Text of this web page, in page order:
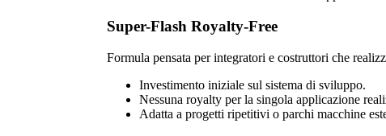
Super-Flash Royalty-Free
Formula pensata per integratori e costruttori che
Investimento iniziale sul sistema di sviluppo.
Nessuna royalty per la singola applicazione
Adatta a progetti ripetitivi o parchi macchine